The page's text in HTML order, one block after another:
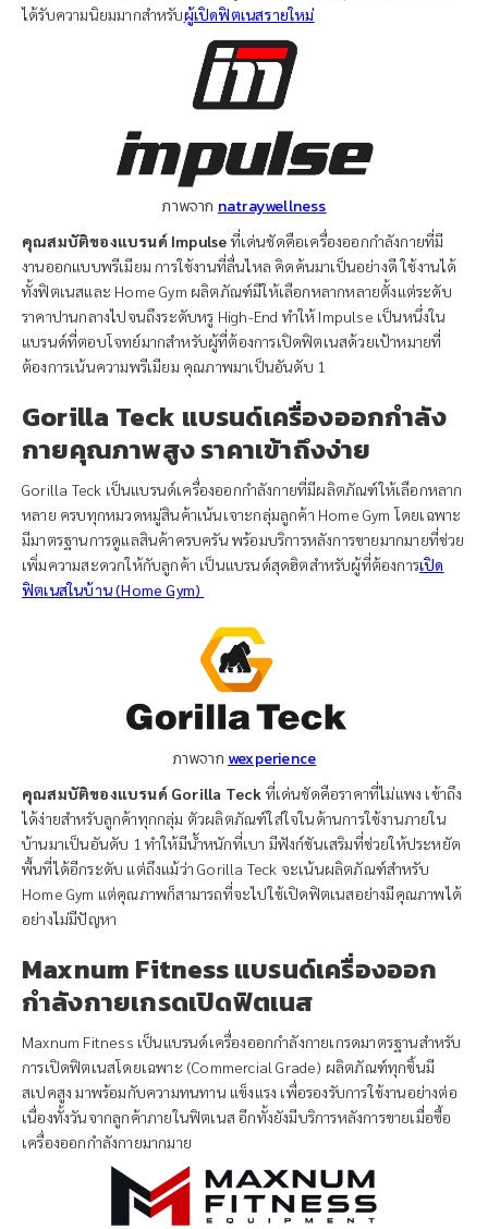
ได้รับความนิยมมากสำหรับผู้เปิดฟิตเนสรายใหม่
ภาพจาก natraywellness
คุณสมบัติของแบรนด์ Impulse ที่เด่นชัดคือเครื่องออกกำลังกายที่มี
งานออกแบบพรีเมียม การใช้งานที่ลื่นไหล คิดค้นมาเป็นอย่างดี ใช้งานได้
ทั้งฟิตเนสและ Home Gym ผลิตภัณฑ์มีให้เลือกหลากหลายตั้งแต่ระดับ
ราคาปานกลางไปจนถึงระดับหรู High-End ทำให้ Impulse เป็นหนึ่งใน
แบรนด์ที่ตอบโจทย์มากสำหรับผู้ที่ต้องการเปิดฟิตเนสด้วยเป้าหมายที่
ต้องการเน้นความพรีเมียม คุณภาพมาเป็นอันดับ 1
Gorilla Teck แบรนด์เครื่องออกกำลัง
กายคุณภาพสูง ราคาเข้าถึงง่าย
Gorilla Teck เป็นแบรนด์เครื่องออกกำลังกายที่มีผลิตภัณฑ์ให้เลือกหลาก
หลาย ครบทุกหมวดหมู่สินค้าเน้นเจาะกลุ่มลูกค้า Home Gym โดยเฉพาะ
มีมาตรฐานการดูแลสินค้าครบครัน พร้อมบริการหลังการขายมากมายที่ช่วย
เพิ่มความสะดวกให้กับลูกค้า เป็นแบรนด์สุดฮิตสำหรับผู้ที่ต้องการเปิด
ฟิตเนสในบ้าน (Home Gym)
ภาพจาก wexperience
คุณสมบัติของแบรนด์ Gorilla Teck ที่เด่นชัดคือราคาที่ไม่แพง เข้าถึง
ได้ง่ายสำหรับลูกค้าทุกกลุ่ม ตัวผลิตภัณฑ์ใส่ใจในด้านการใช้งานภายใน
บ้านมาเป็นอันดับ 1 ทำให้มีน้ำหนักที่เบา มีฟังก์ชันเสริมที่ช่วยให้ประหยัด
พื้นที่ได้อีกระดับ แต่ถึงแม้ว่า Gorilla Teck จะเน้นผลิตภัณฑ์สำหรับ
Home Gym แต่คุณภาพก็สามารถที่จะไปใช้เปิดฟิตเนสอย่างมีคุณภาพได้
อย่างไม่มีปัญหา
Maxnum Fitness แบรนด์เครื่องออก
กำลังกายเกรดเปิดฟิตเนส
Maxnum Fitness เป็นแบรนด์เครื่องออกกำลังกายเกรดมาตรฐานสำหรับ
การเปิดฟิตเนสโดยเฉพาะ (Commercial Grade) ผลิตภัณฑ์ทุกชิ้นมี
สเปคสูง มาพร้อมกับความทนทาน แข็งแรง เพื่อรองรับการใช้งานอย่างต่อ
เนื่องทั้งวันจากลูกค้าภายในฟิตเนส อีกทั้งยังมีบริการหลังการขายเมื่อซื้อ
เครื่องออกกำลังกายมากมาย